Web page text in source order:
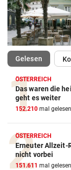
Gelesen
ÖSTERREICH
Das waren die
geht es weiter
152.210 mal gelesen
ÖSTERREICH
Erneuter Allzeit-
nicht vorbei
151.611 mal gelesen